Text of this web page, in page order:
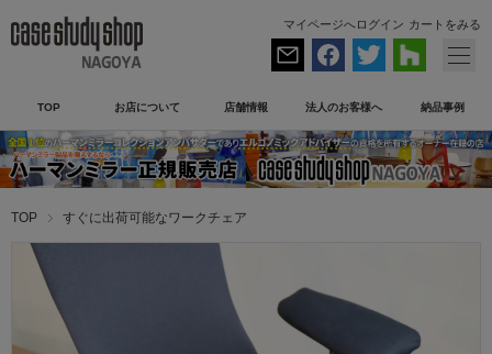
マイページへログイン カートをみる
TOP お店について 店舗情報 法人のお客様へ 納品事例
TOP すぐに出荷可能なワークチェア